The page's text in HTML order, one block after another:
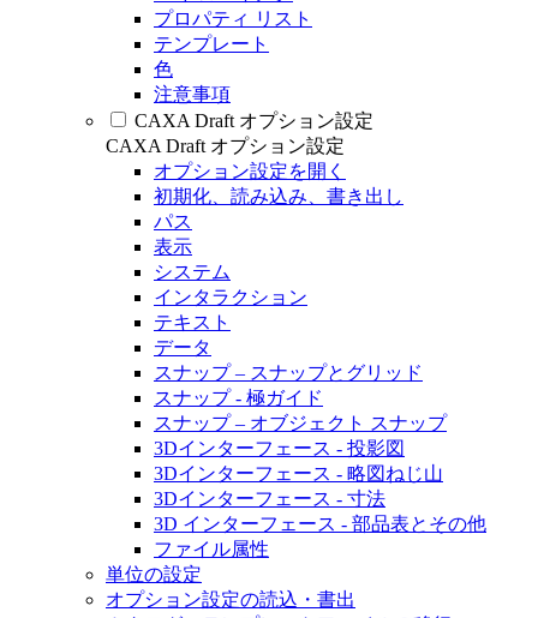
プロパティ リスト
テンプレート
色
注意事項
CAXA Draft オプション設定
CAXA Draft オプション設定
オプション設定を開く
初期化、読み込み、書き出し
パス
表示
システム
インタラクション
テキスト
データ
スナップ – スナップとグリッド
スナップ - 極ガイド
スナップ – オブジェクト スナップ
3Dインターフェース - 投影図
3Dインターフェース - 略図ねじ山
3Dインターフェース - 寸法
3D インターフェース - 部品表とその他
ファイル属性
単位の設定
オプション設定の読込・書出